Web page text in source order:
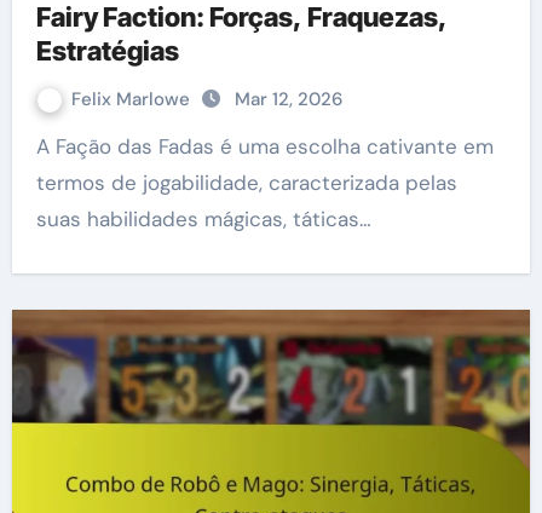
Fairy Faction: Forças, Fraquezas,
Estratégias
Felix Marlowe Mar 12, 2026
A Fação das Fadas é uma escolha cativante em
termos de jogabilidade, caracterizada pelas
suas habilidades mágicas, táticas…